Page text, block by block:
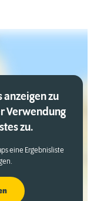
anzeigen zu
Verwendung
zu.
eine Ergebnisliste